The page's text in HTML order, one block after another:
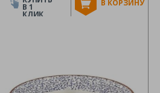
В КОРЗИНУ
В 1
КЛИК